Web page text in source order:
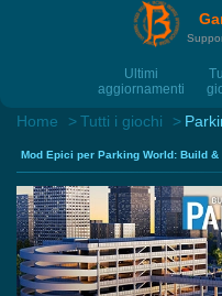
Ultimi
aggiornamenti
Home Tutti i giochi
Mod Epici per Parking World: Build